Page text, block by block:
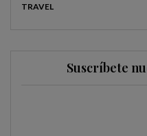
TRAVEL
Suscríbete